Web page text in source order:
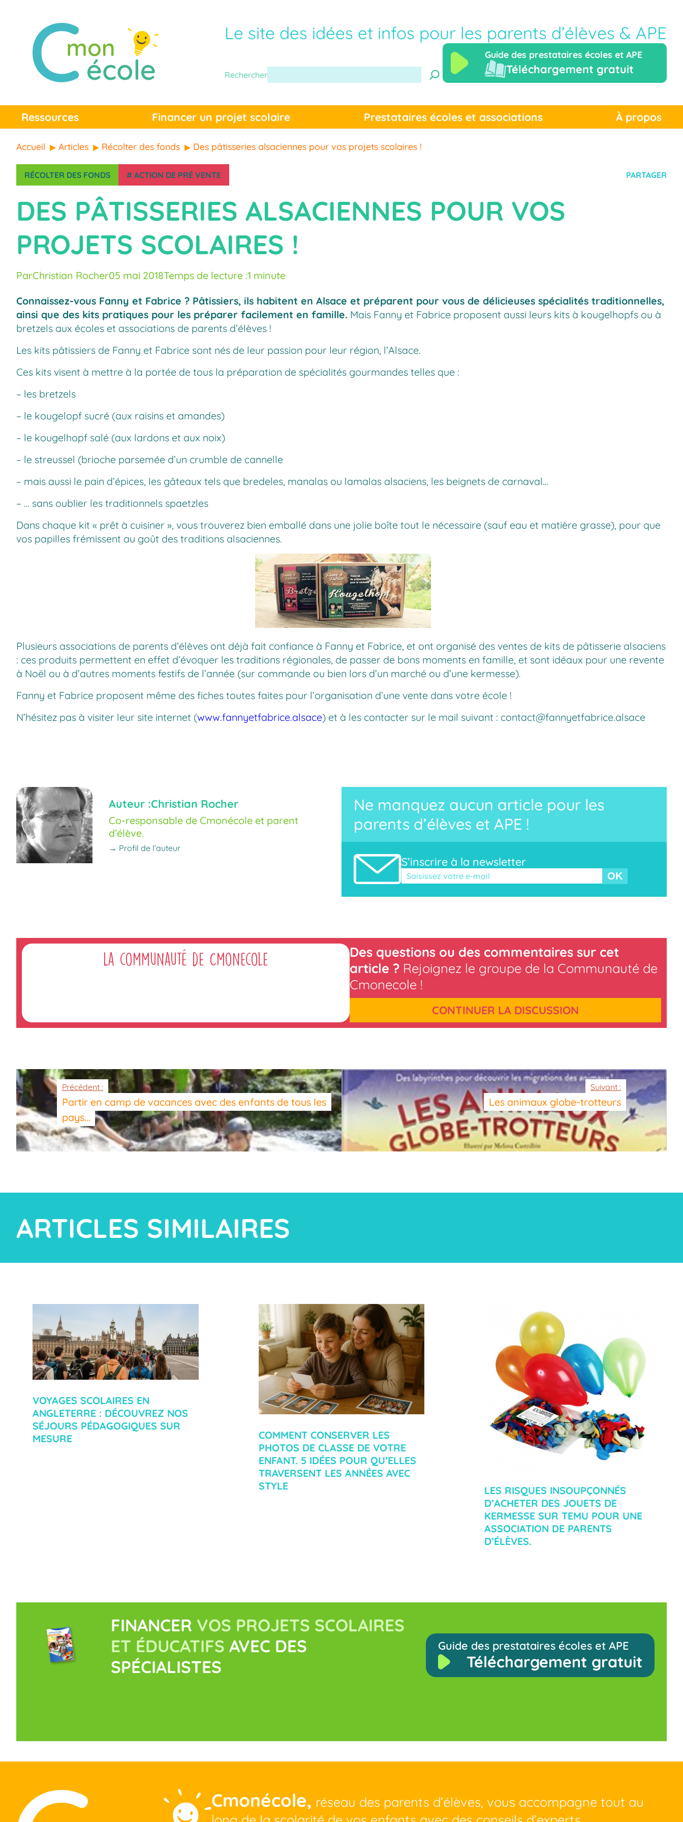
Le site des idées et infos pour les parents d’élèves & APE
Rechercher
Guide des prestataires écoles et APE
Téléchargement gratuit
Ressources Financer un projet scolaire Prestataires écoles et associations À propos
Accueil Articles Récolter des fonds Des pâtisseries alsaciennes pour vos projets scolaires !
RÉCOLTER DES FONDS # ACTION DE PRÉ VENTE PARTAGER
DES PÂTISSERIES ALSACIENNES POUR VOS
PROJETS SCOLAIRES !
ParChristian Rocher05 mai 2018Temps de lecture :1 minute
Connaissez-vous Fanny et Fabrice ? Pâtissiers, ils habitent en Alsace et préparent pour vous de délicieuses spécialités traditionnelles,
ainsi que des kits pratiques pour les préparer facilement en famille. Mais Fanny et Fabrice proposent aussi leurs kits à kougelhopfs ou à
bretzels aux écoles et associations de parents d’élèves !
Les kits pâtissiers de Fanny et Fabrice sont nés de leur passion pour leur région, l’Alsace.
Ces kits visent à mettre à la portée de tous la préparation de spécialités gourmandes telles que :
– les bretzels
– le kougelopf sucré (aux raisins et amandes)
– le kougelhopf salé (aux lardons et aux noix)
– le streussel (brioche parsemée d’un crumble de cannelle
– mais aussi le pain d’épices, les gâteaux tels que bredeles, manalas ou lamalas alsaciens, les beignets de carnaval…
– … sans oublier les traditionnels spaetzles
Dans chaque kit « prêt à cuisiner », vous trouverez bien emballé dans une jolie boîte tout le nécessaire (sauf eau et matière grasse), pour que
vos papilles frémissent au goût des traditions alsaciennes.
Plusieurs associations de parents d’élèves ont déjà fait confiance à Fanny et Fabrice, et ont organisé des ventes de kits de pâtisserie alsaciens
: ces produits permettent en effet d’évoquer les traditions régionales, de passer de bons moments en famille, et sont idéaux pour une revente
à Noël ou à d’autres moments festifs de l’année (sur commande ou bien lors d’un marché ou d’une kermesse).
Fanny et Fabrice proposent même des fiches toutes faites pour l’organisation d’une vente dans votre école !
N’hésitez pas à visiter leur site internet (www.fannyetfabrice.alsace) et à les contacter sur le mail suivant : contact@fannyetfabrice.alsace
Auteur :Christian Rocher
Co-responsable de Cmonécole et parent
d’élève.
→ Profil de l’auteur
Ne manquez aucun article pour les
parents d’élèves et APE !
S’inscrire à la newsletter
La communauté de Cmonecole
Des questions ou des commentaires sur cet
article ? Rejoignez le groupe de la Communauté de
Cmonecole !
CONTINUER LA DISCUSSION
Précédent :
Partir en camp de vacances avec des enfants de tous les
pays…
Suivant :
Les animaux globe-trotteurs
ARTICLES SIMILAIRES
VOYAGES SCOLAIRES EN
ANGLETERRE : DÉCOUVREZ NOS
SÉJOURS PÉDAGOGIQUES SUR
MESURE
COMMENT CONSERVER LES
PHOTOS DE CLASSE DE VOTRE
ENFANT. 5 IDÉES POUR QU’ELLES
TRAVERSENT LES ANNÉES AVEC
STYLE
LES RISQUES INSOUPÇONNÉS
D’ACHETER DES JOUETS DE
KERMESSE SUR TEMU POUR UNE
ASSOCIATION DE PARENTS
D’ÉLÈVES.
FINANCER VOS PROJETS SCOLAIRES
ET ÉDUCATIFS AVEC DES
SPÉCIALISTES
Guide des prestataires écoles et APE
Téléchargement gratuit
Cmonécole, réseau des parents d’élèves, vous accompagne tout au